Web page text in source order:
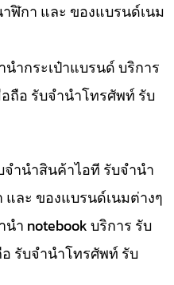
ฬิกา และ ของแบรนด์เนม
ำกระเป๋าแบรนด์ บริการ
ถือ รับจำนำโทรศัพท์ รับ
จำนำสินค้าไอที รับจำนำ
ละ ของแบรนด์เนมต่างๆ
ำ notebook บริการ รับ
รับจำนำโทรศัพท์ รับ